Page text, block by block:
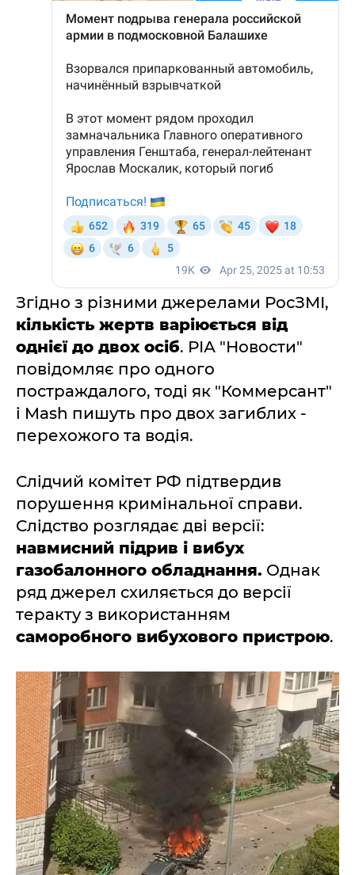
Згідно з різними джерелами РосЗМІ,
кількість жертв варіюється від
однієї до двох осіб. РІА "Новости"
повідомляє про одного
постраждалого, тоді як "Коммерсант"
і Mash пишуть про двох загиблих -
перехожого та водія.
Слідчий комітет РФ підтвердив
порушення кримінальної справи.
Слідство розглядає дві версії:
навмисний підрив і вибух
газобалонного обладнання. Однак
ряд джерел схиляється до версії
теракту з використанням
саморобного вибухового пристрою.